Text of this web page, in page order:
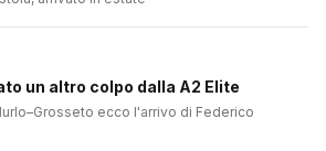
un altro colpo dalla A2 Elite
ecco l'arrivo di Federico